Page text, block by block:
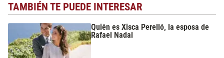
TAMBIÉN TE PUEDE INTERESAR
Quién es Xisca Perelló, la esposa de
Rafael Nadal